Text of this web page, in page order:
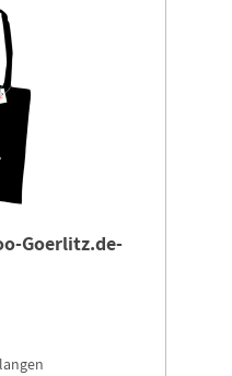
Goerlitz.de-